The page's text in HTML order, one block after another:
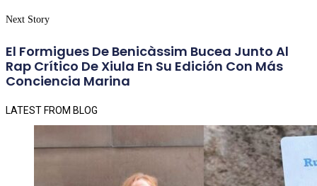
Next Story
El Formigues De Benicàssim Bucea Junto Al
Rap Crítico De Xiula En Su Edición Con Más
Conciencia Marina
LATEST FROM BLOG